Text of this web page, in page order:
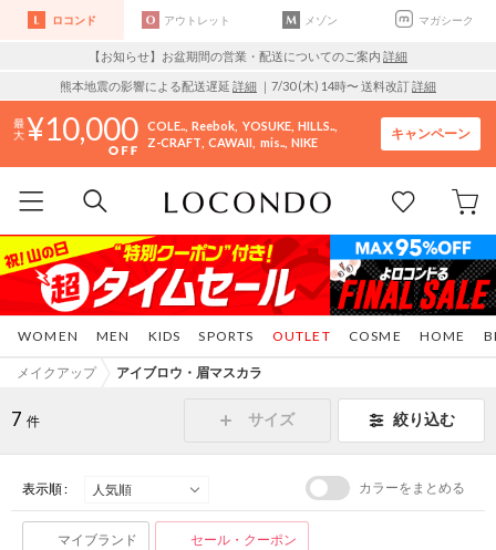
ロコンド アウトレット メゾン マガシーク
【お知らせ】お盆期間の営業・配送についてのご案内 詳細
熊本地震の影響による配送遅延 詳細 ｜7/30 (木) 14時〜 送料改訂詳細
10,000 COLE.. Reebok YOSUKE HILLS..
Z-CRAFT CAWAII mis.. NIKE
キャンペーン
WOMEN MEN KIDS SPORTS COSME HOME
OUTLET
メイクアップ アイブロウ・眉マスカラ
7 件 サイズ 絞り込む
表示順 : カラーをまとめる
マイブランド セール・クーポン